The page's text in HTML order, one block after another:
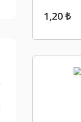
1,20 ₺